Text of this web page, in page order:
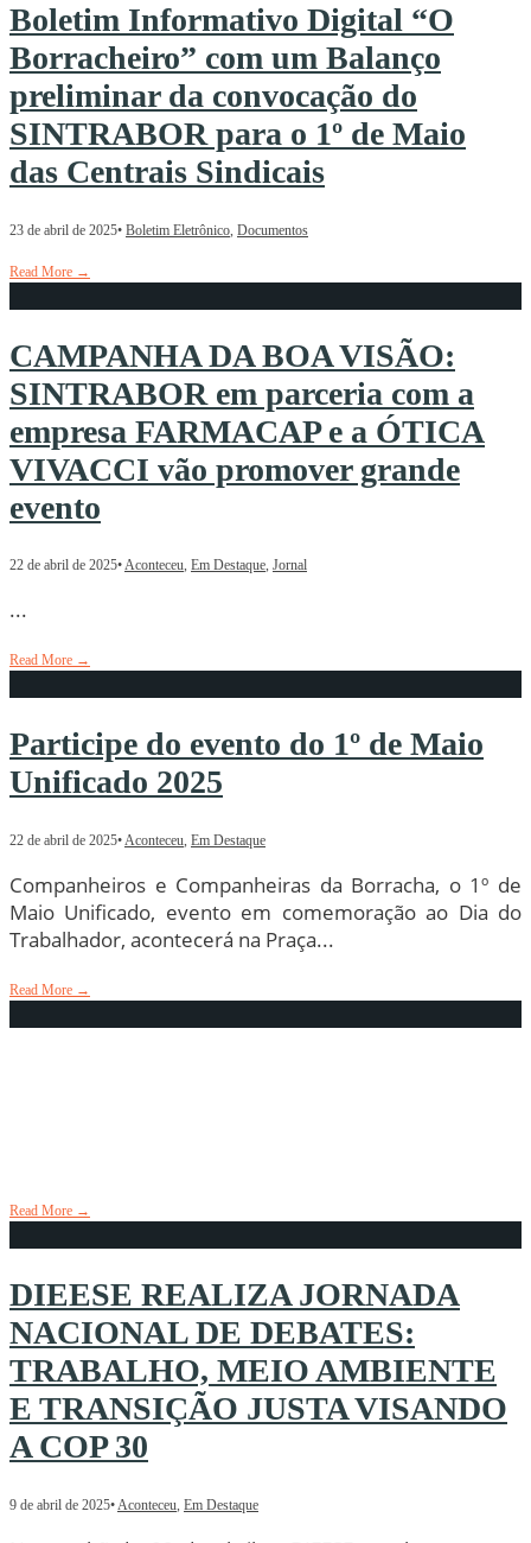
Boletim Informativo Digital “O
Borracheiro” com um Balanço
preliminar da convocação do
SINTRABOR para o 1º de Maio
das Centrais Sindicais
23 de abril de 2025• Boletim Eletrônico Documentos
Read More →
CAMPANHA DA BOA VISÃO:
SINTRABOR em parceria com a
empresa FARMACAP e a ÓTICA
VIVACCI vão promover grande
evento
22 de abril de 2025•Aconteceu, Em Destaque, Jornal
...
Read More →
Participe do evento do 1º de Maio
Unificado 2025
22 de abril de 2025• Aconteceu Em Destaque
Companheiros e Companheiras da Borracha, o 1º de
Maio Unificado, evento em comemoração ao Dia do
Trabalhador, acontecerá na Praça...
Read More →
Read More →
DIEESE REALIZA JORNADA
NACIONAL DE DEBATES:
TRABALHO, MEIO AMBIENTE
E TRANSIÇÃO JUSTA VISANDO
A COP 30
9 de abril de 2025• Aconteceu Em Destaque